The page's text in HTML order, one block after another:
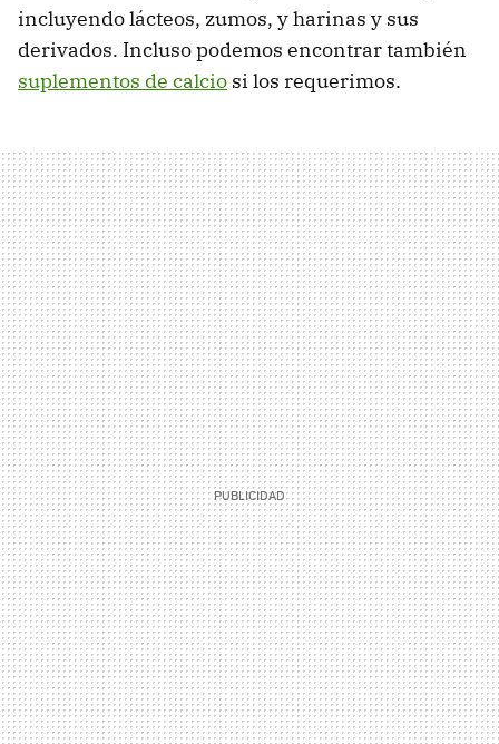
incluyendo lácteos, zumos, y harinas y sus
derivados. Incluso podemos encontrar también
suplementos de calcio si los requerimos.